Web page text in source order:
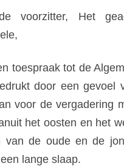
voorzitter, Het
toespraak tot de
door een gevoel
voor de vergadering
het oosten en het
van de oude en de
lange slaap.